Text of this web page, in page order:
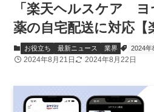
「楽天ヘルスケア
薬の自宅配送に対応【
お役立ち 最新ニュース 業界 2024年
2024年8月21日 2024年8月22日